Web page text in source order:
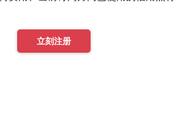
立刻注册